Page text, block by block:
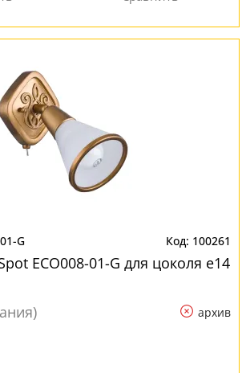
G 100261
ECO008-01-G для цоколя e14
архив